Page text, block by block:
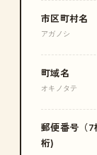
市区町村名
アガノシ
町域名
オキノタテ
郵便番号（7
桁)